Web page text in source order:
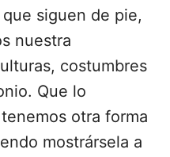
siguen de pie,
nuestra
costumbres
Que lo
otra forma
mostrársela a